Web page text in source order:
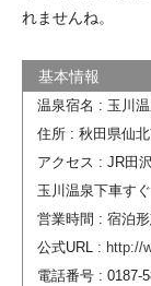
れませんね。
温泉宿名 : 玉川
住所 : 秋田県仙
アクセス : JR田
玉川温泉下車すぐ
営業時間 : 宿泊
公式URL : http://
電話番号 : 0187-